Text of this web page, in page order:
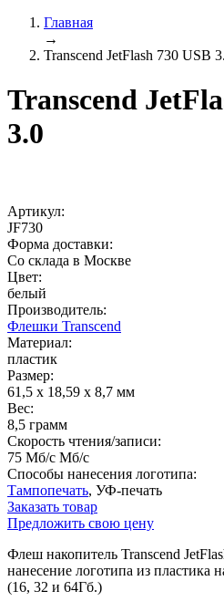
Главная
→
Transcend JetFlash 730 USB
Transcend
3.0
Артикул:
JF730
Форма доставки:
Со склада в Москве
Цвет:
белый
Производитель:
Флешки Transcend
Материал:
пластик
Размер:
61,5 x 18,59 x 8,7 мм
Вес:
8,5 грамм
Скорость чтения/записи:
75 Мб/с Мб/с
Способы нанесения логотипа:
Тампопечать, УФ-печать
Заказать товар
Предложить свою цену
Флеш накопитель Transcend
нанесение логотипа из пластика
(16, 32 и 64Гб.)